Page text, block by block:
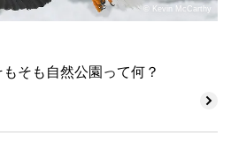
© Kevin McCarthy
そも自然公園って何？